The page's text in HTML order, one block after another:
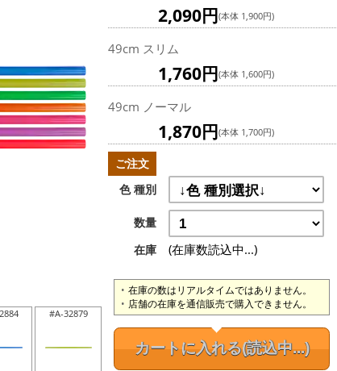
#A-32879
2,090円(本体 1,900円)
49cm スリム
1,760円(本体 1,600円)
49cm ノーマル
1,870円(本体 1,700円)
ご注文
色 種別
数量
在庫
(在庫数読込中...)
在庫の数はリアルタイムではありません。
店舗の在庫を通信販売で購入できません。
カートに入れる(読込中...)